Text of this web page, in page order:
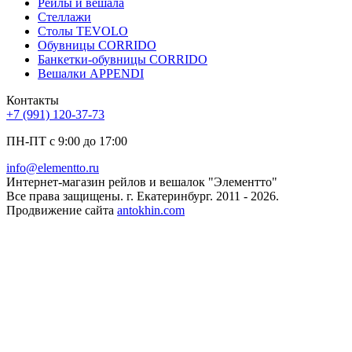
Рейлы и вешала
Стеллажи
Столы TEVOLO
Обувницы CORRIDO
Банкетки-обувницы CORRIDO
Вешалки APPENDI
Контакты
+7 (991) 120-37-73
ПН-ПТ с 9:00 до 17:00
info@elementto.ru
Интернет-магазин рейлов и вешалок "Элементто"
Все права защищены. г. Екатеринбург. 2011 - 2026.
Продвижение сайта antokhin.com